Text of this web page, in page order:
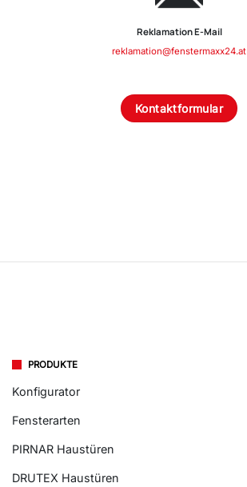
Reklamation E-Mail
reklamation@fenstermaxx24.at
Kontaktformular
PRODUKTE
Konfigurator
Fensterarten
PIRNAR Haustüren
DRUTEX Haustüren